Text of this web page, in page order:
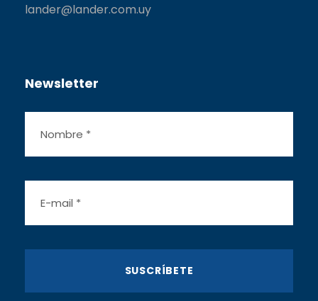
lander@lander.com.uy
Newsletter